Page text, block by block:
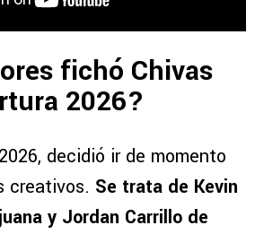
fichó Chivas
2026?
decidió ir de momento
creativos. Se trata de Kevin
y Jordan Carrillo de